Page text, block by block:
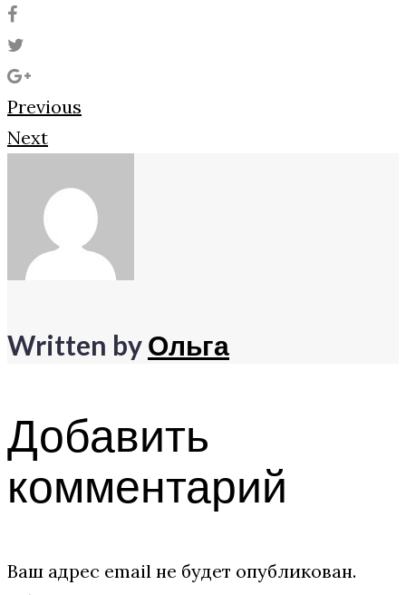
Facebook
Google+
Навигация
по
записям
Previous
Next
Written byОльга
Добавить
комментарий
Ваш адрес email не будет опубликован.